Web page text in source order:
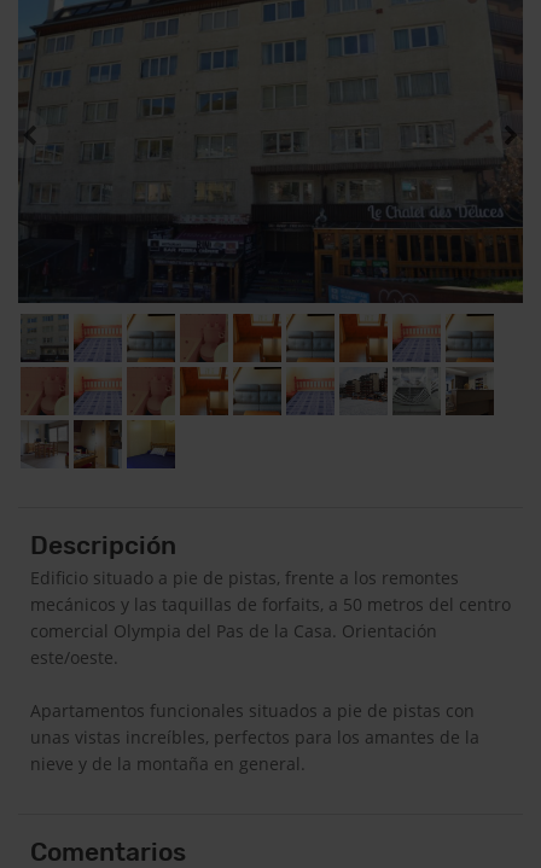
Descripción
Edificio situado a pie de pistas, frente a los remontes
mecánicos y las taquillas de forfaits, a 50 metros del centro
comercial Olympia del Pas de la Casa. Orientación
este/oeste.
Apartamentos funcionales situados a pie de pistas con
unas vistas increíbles, perfectos para los amantes de la
nieve y de la montaña en general.
Comentarios